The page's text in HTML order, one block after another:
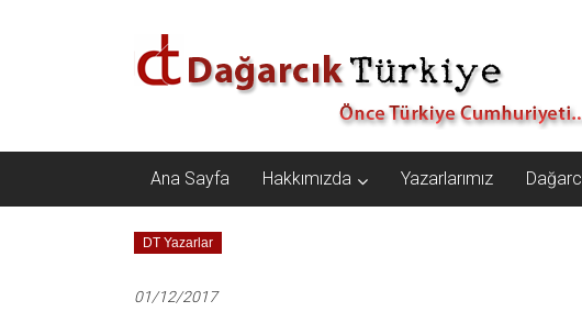
Dağarcık
Türkiye
Türkiye
Cumhuriyeti…
Ana Sayfa Hakkımızda Yazarlarımız
DT Yazarlar
01/12/2017